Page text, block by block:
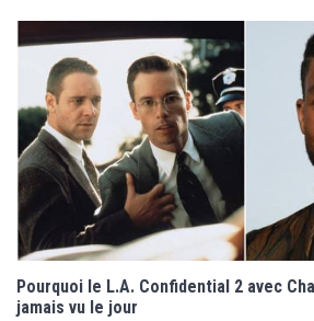
Pourquoi le L.A. Confidential 2 avec
jamais vu le jour